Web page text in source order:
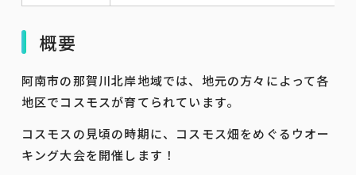
概要
阿南市の那賀川北岸地域では、地元の方々によって各
地区でコスモスが育てられています。
コスモスの見頃の時期に、コスモス畑をめぐるウオー
キング大会を開催します！